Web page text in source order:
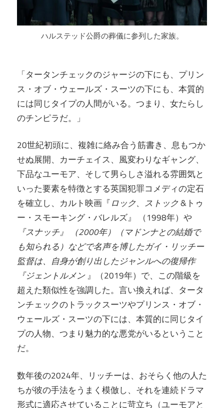
ハルステッド公爵の葬儀に参列した家族。
「タータンチェックのジャージの下にも、プリン
ス・オブ・ウェールズ・スーツの下にも、本質的
には同じタイプの人間がいる。つまり、女たらし
のチンピラだ。」
20世紀初頭に、複雑に絡み合う筋書き、息もつか
せぬ展開、カーチェイス、風変わりなギャング、
下品なユーモア、そして男らしさ溢れる雰囲気と
いった要素を特徴とする英国犯罪コメディの定石
を確立し、カルト映画『ロック、ストック&トゥ
ー・スモーキング・バレルズ』 （1998年）や
『スナッチ』 （2000年）（マドンナとの結婚で
も知られる）などで名声を博したガイ・リッチー
監督は、自身が創り出したジャンルへの復帰作
『ジェントルメン』（2019年）で、この階級を
超えた類似性を強調した。言い換えれば、タータ
ンチェックのトラックスーツやプリンス・オブ・
ウェールズ・スーツの下には、本質的に同じタイ
プの人物、つまり魅力的な悪党がいるということ
だ。
数年後の2024年、リッチーは、おそらく他の人た
ちが彼の手法をうまく模倣し、それを連続ドラマ
形式に適応させていることに苛立ち（ユーモアと